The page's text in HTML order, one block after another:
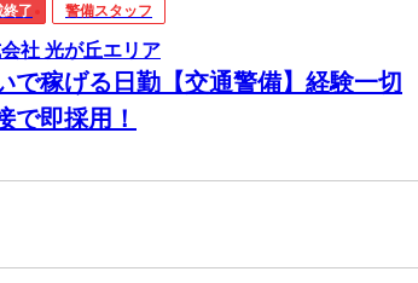
了 警備スタッフ
社 光が丘エリア
で稼げる日勤【交通警備】経験一切
で即採用！